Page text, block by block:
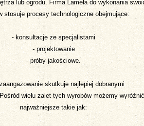
lub ogrodu. Firma Lamela do wykonania
stosuje procesy technologiczne obejmujące:
- konsultacje ze specjalistami
- projektowanie
- próby jakościowe.
skutkuje najlepiej dobranymi
wielu zalet tych wyrobów możemy wyróżnić
najważniejsze takie jak: